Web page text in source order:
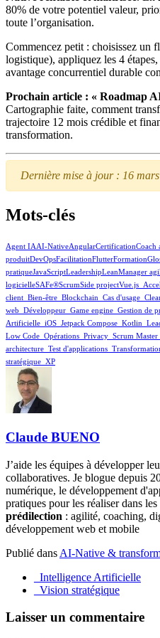
80% de votre potentiel valeur,
toute l’organisation.
Commencez petit : choisissez un
logistique), appliquez les 4
avantage concurrentiel durable
Prochain article : « Roadmap
Cartographie faite, comment
trajectoire 12 mois crédible et
transformation.
Dernière mise à jour : 16
Mots-clés
Agent IAAI-NativeAngularCertificationCoach
produitDevOpsFacilitationFlutterFormation
pratiqueJavaScriptLeadershipLeanManager
logicielleSAFe®ScrumSide projectVue.js
client _Bien-être _Blockchain _Cas d'usage
web _Développeur _Game engine _Gestion de
Artificielle _iOS _Jetpack Compose _Kotlin
Low Code _Opérations _Privacy _Scrum Master
architecture _Test d'applications
stratégique _XP
Claude BUENO
J’aide les équipes à développer
collaboratives. Je blogue depuis
numérique, le développement
pratiques pour les réaliser dans
prédilection : agilité, coaching,
développement web et mobile
Publié dans AI-Native &
_Intelligence Artificielle
_Vision stratégique
Laisser un commentaire